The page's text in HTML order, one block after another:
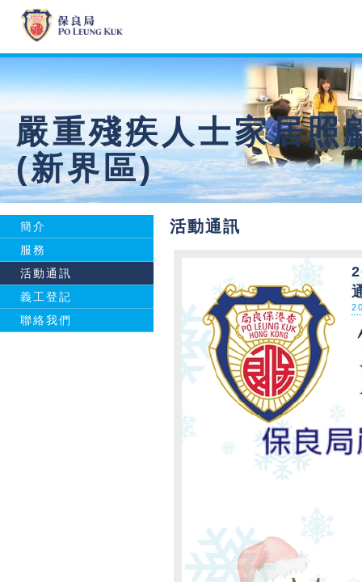
嚴重殘疾人士家居照
(新界區)
簡介
服務
活動通訊
義工登記
聯絡我們
活動通訊